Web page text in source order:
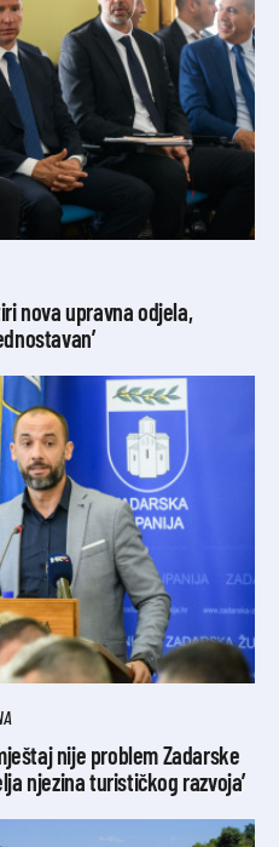
nova upravna odjela,
nije problem Zadarske
njezina turističkog razvoja’